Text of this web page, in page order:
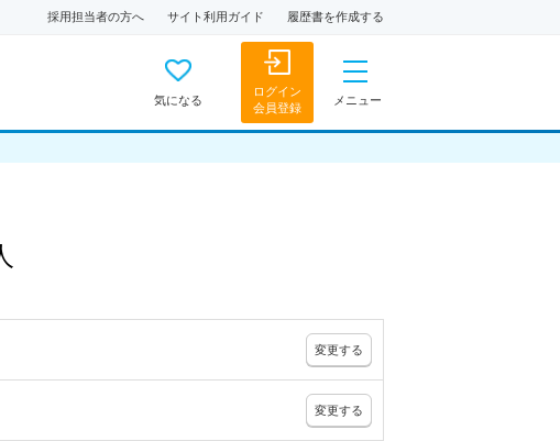
採用担当者の方へ サイト利用ガイド 履歴書を作成する
気になる
ログイン
会員登録
メニュー
変更する
変更する